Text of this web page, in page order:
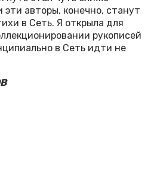
эти авторы, конечно, станут
в Сеть. Я открыла для
рукописей
в Сеть идти не